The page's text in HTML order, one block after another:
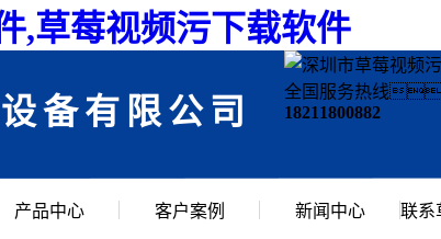
,草莓视频污下载软件
备有限公司
全国服务热线
18211800882
产品中心 客户案例 新闻中心
联系